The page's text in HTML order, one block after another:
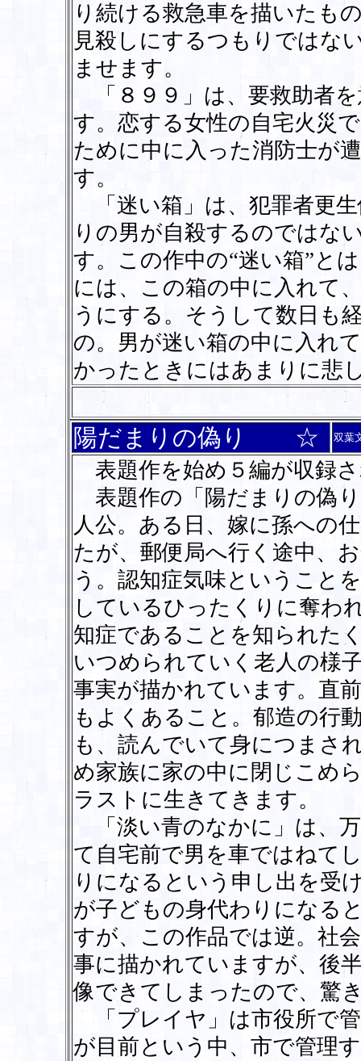
り続ける救急車を描いたも
見殺しにするつもりではな
ませます。
「８９９」は、要救助者
す。恋する女性の自宅火災
ために中に入った消防士が
す。
「迷い箱」は、犯罪者更
りの男が自殺するのではな
す。この作中の“迷い箱”と
には、この箱の中に入れて
うにする。そうして数日も
の。男が迷い箱の中に入れ
かったときにはあまりに悲
陽だまりの偽り ☆ 双葉
表題作を始め５編が収録
表題作の「陽だまりの偽
人公。ある日、嫁に孫への
たが、郵便局へ行く途中、
う。認知症気味ということ
しているひったくりに奪わ
知症であることを知られた
いつめられていく老人の様
事実が描かれています。直
もよくあること。郁造の行
も、読んでいて身につまさ
め家族に家の中に閉じこめ
ラストに生きてきます。
「淡い青のなかに」は、
て自宅前で男を車ではねて
りになるという申し出を受
が子どもの身代わりになる
すが、この作品では逆。社
事に描かれていますが、後
像できてしまったので、驚
「プレイヤ」は市役所で
が目前という中、市で管理